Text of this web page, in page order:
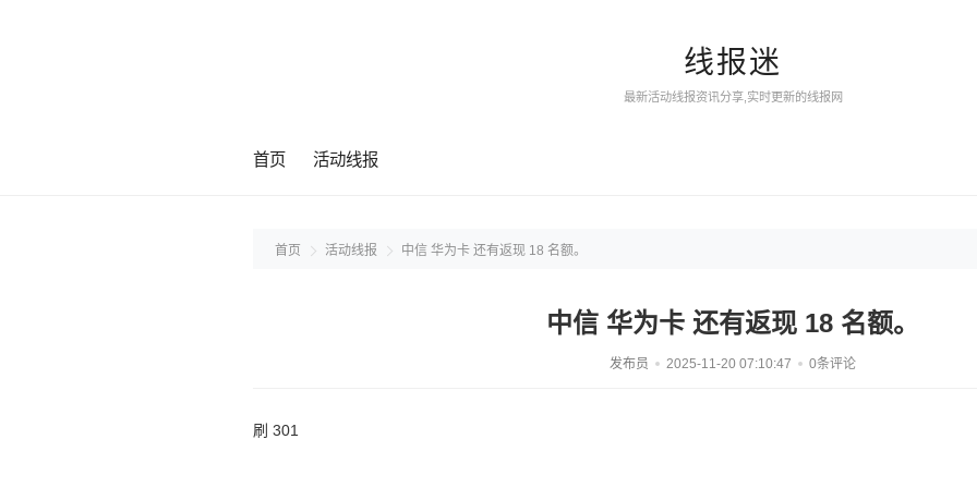
线报迷
最新活动线报资讯分享,实时更新的线报网
首页 活动线报
首页 活动线报 中信 华为卡 还有返现 18 名额。
中信 华为卡 还有返现 18 名额。
发布员 2025-11-20 07:10:47 0条评论
刷 301